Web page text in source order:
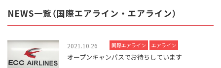
NEWS一覧（国際エアライン・エアライン）
2021.10.26 国際エアライン エアライン
オープンキャンパスでお待ちしています